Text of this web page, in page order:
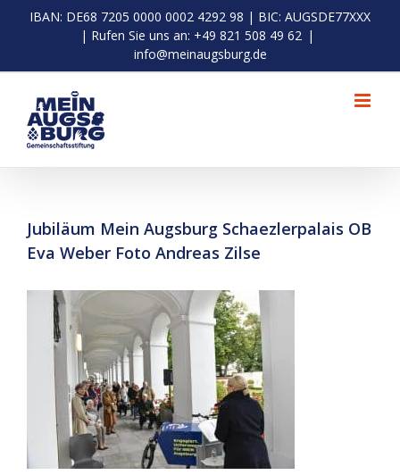
Inhalt
IBAN: DE68 7205 0000 0002 4292 98 | BIC: AUGSDE77XXX
| Rufen Sie uns an: +49 821 508 49 62 |
info@meinaugsburg.de
Jubiläum Mein Augsburg Schaezlerpalais OB
Eva Weber Foto Andreas Zilse